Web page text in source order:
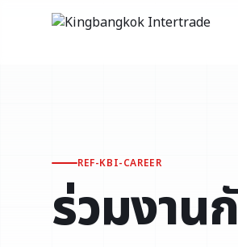
REF-KBI-CAREER
ร่วมงาน